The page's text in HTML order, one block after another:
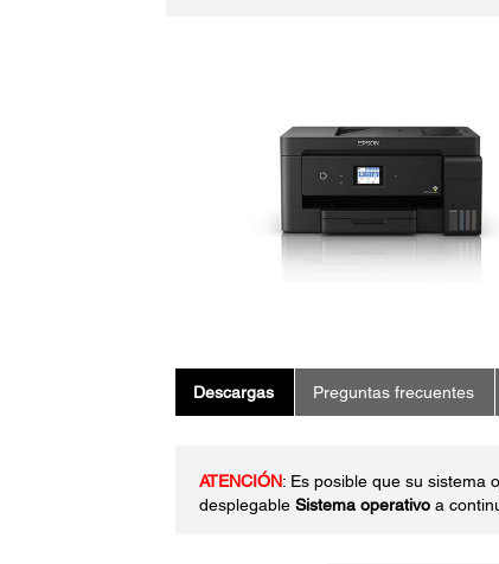
Descargas Preguntas frecuentes
ATENCIÓN: Es posible que su sistema
desplegable Sistema operativoa